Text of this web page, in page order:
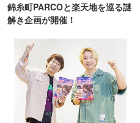
錦糸町PARCOと楽天地を巡る謎
解き企画が開催！